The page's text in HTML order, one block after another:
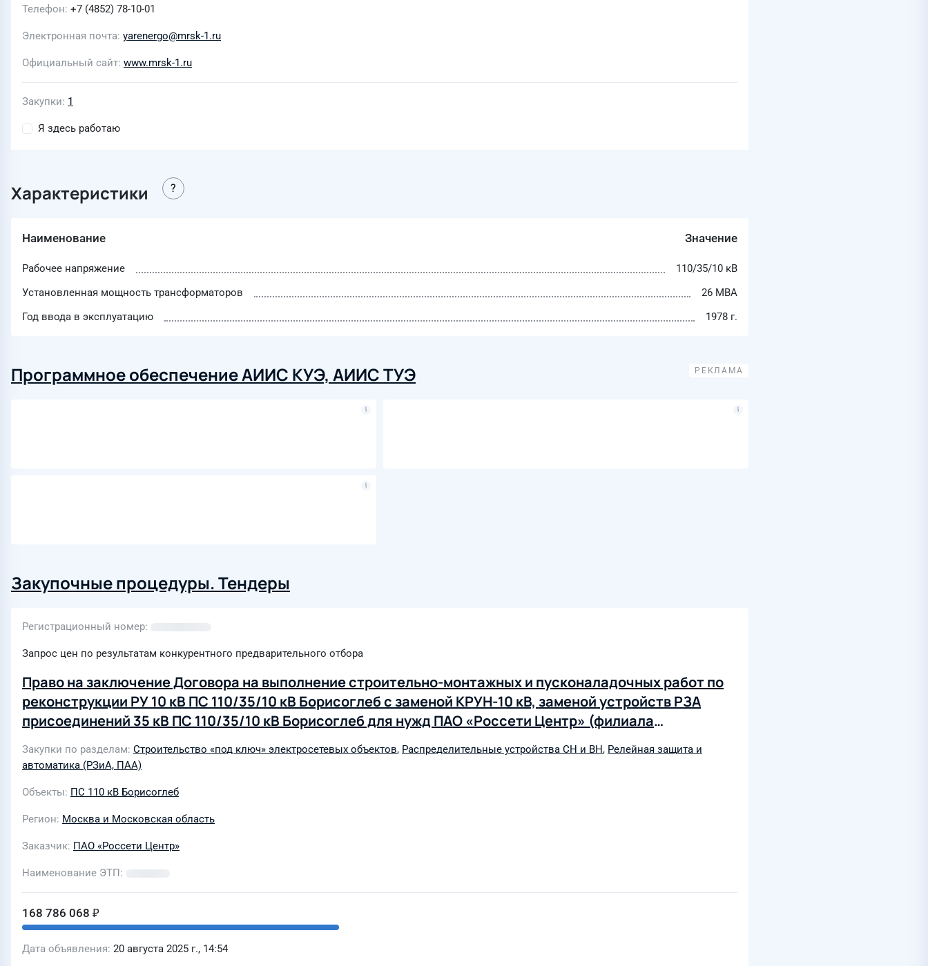
Телефон +7 (4852) 78-10-01
Электронная почта yarenergo@mrsk-1.ru
Официальный сайт www.mrsk-1.ru
Закупки 1
Я здесь работаю
Характеристики
Наименование Значение
Рабочее напряжение
110/35/10 кВ
Установленная мощность трансформаторов
26 МВА
Год ввода в эксплуатацию
1978 г.
Программное обеспечение АИИС КУЭ, АИИС ТУЭ
Закупочные процедуры. Тендеры
Регистрационный номер
Запрос цен по результатам конкурентного предварительного отбора
Право на заключение Договора на выполнение строительно-монтажных и пусконаладочных работ по
реконструкции РУ 10 кВ ПС 110/35/10 кВ Борисоглеб с заменой КРУН-10 кВ, заменой устройств РЗА
присоединений 35 кВ ПС 110/35/10 кВ Борисоглеб для нужд ПАО «Россети Центр» (филиала
Закупки по разделам Строительство «под ключ» электросетевых объектов, Распределительные устройства СН и ВН, Релейная защита и
автоматика (РЗиА, ПАА)
Объекты ПС 110 кВ Борисоглеб
Регион Москва и Московская область
Заказчик ПАО «Россети Центр»
Наименование ЭТП
168 786 068 ₽
Дата объявления 20 августа 2025 г., 14:54